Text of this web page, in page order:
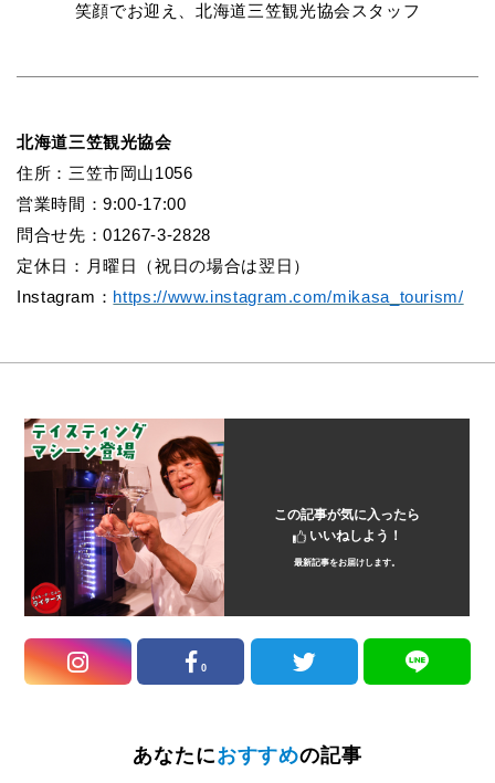
笑顔でお迎え、北海道三笠観光協会スタッフ
北海道三笠観光協会
住所：三笠市岡山1056
営業時間：9:00-17:00
問合せ先：01267-3-2828
定休日：月曜日（祝日の場合は翌日）
Instagram ： https://www.instagram.com/mikasa_tourism/
この記事が気に入ったら
いいねしよう！
最新記事をお届けします。
0
あなたにおすすめの記事